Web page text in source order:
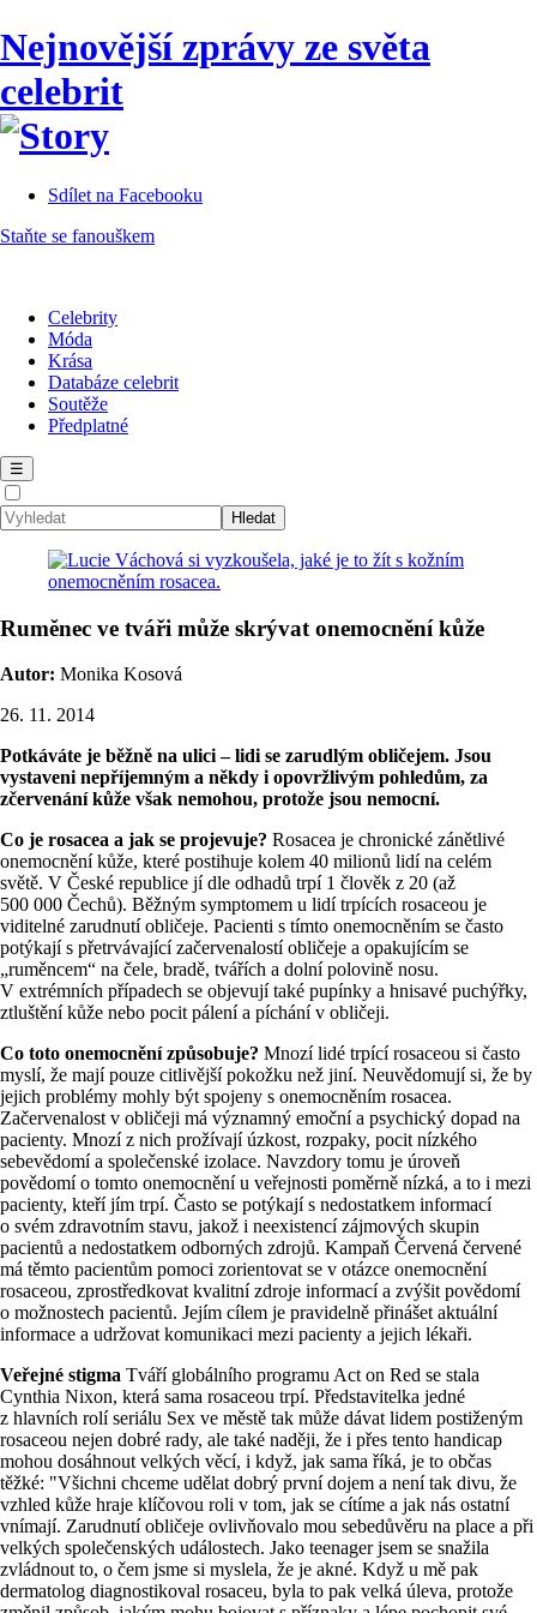
Nejnovější zprávy ze světa
celebrit
Sdílet na Facebooku
Staňte se fanouškem
Celebrity
Móda
Krása
Databáze celebrit
Soutěže
Předplatné
☰
Ruměnec ve tváři může skrývat onemocnění kůže
Autor: Monika Kosová
26. 11. 2014
Potkáváte je běžně na ulici – lidi se zarudlým obličejem. Jsou
vystaveni nepříjemným a někdy i opovržlivým pohledům, za
zčervenání kůže však nemohou, protože jsou nemocní.
Co je rosacea a jak se projevuje? Rosacea je chronické zánětlivé
onemocnění kůže, které postihuje kolem 40 milionů lidí na celém
světě. V České republice jí dle odhadů trpí 1 člověk z 20 (až
500 000 Čechů). Běžným symptomem u lidí trpících rosaceou je
viditelné zarudnutí obličeje. Pacienti s tímto onemocněním se často
potýkají s přetrvávající začervenalostí obličeje a opakujícím se
„ruměncem“ na čele, bradě, tvářích a dolní polovině nosu.
V extrémních případech se objevují také pupínky a hnisavé puchýřky,
ztluštění kůže nebo pocit pálení a píchání v obličeji.
Co toto onemocnění způsobuje? Mnozí lidé trpící rosaceou si často
myslí, že mají pouze citlivější pokožku než jiní. Neuvědomují si, že by
jejich problémy mohly být spojeny s onemocněním rosacea.
Začervenalost v obličeji má významný emoční a psychický dopad na
pacienty. Mnozí z nich prožívají úzkost, rozpaky, pocit nízkého
sebevědomí a společenské izolace. Navzdory tomu je úroveň
povědomí o tomto onemocnění u veřejnosti poměrně nízká, a to i mezi
pacienty, kteří jím trpí. Často se potýkají s nedostatkem informací
o svém zdravotním stavu, jakož i neexistencí zájmových skupin
pacientů a nedostatkem odborných zdrojů. Kampaň Červená červené
má těmto pacientům pomoci zorientovat se v otázce onemocnění
rosaceou, zprostředkovat kvalitní zdroje informací a zvýšit povědomí
o možnostech pacientů. Jejím cílem je pravidelně přinášet aktuální
informace a udržovat komunikaci mezi pacienty a jejich lékaři.
Veřejné stigma Tváří globálního programu Act on Red se stala
Cynthia Nixon, která sama rosaceou trpí. Představitelka jedné
z hlavních rolí seriálu Sex ve městě tak může dávat lidem postiženým
rosaceou nejen dobré rady, ale také naději, že i přes tento handicap
mohou dosáhnout velkých věcí, i když, jak sama říká, je to občas
těžké: "Všichni chceme udělat dobrý první dojem a není tak divu, že
vzhled kůže hraje klíčovou roli v tom, jak se cítíme a jak nás ostatní
vnímají. Zarudnutí obličeje ovlivňovalo mou sebedůvěru na place a při
velkých společenských událostech. Jako teenager jsem se snažila
zvládnout to, o čem jsme si myslela, že je akné. Když u mě pak
dermatolog diagnostikoval rosaceu, byla to pak velká úleva, protože